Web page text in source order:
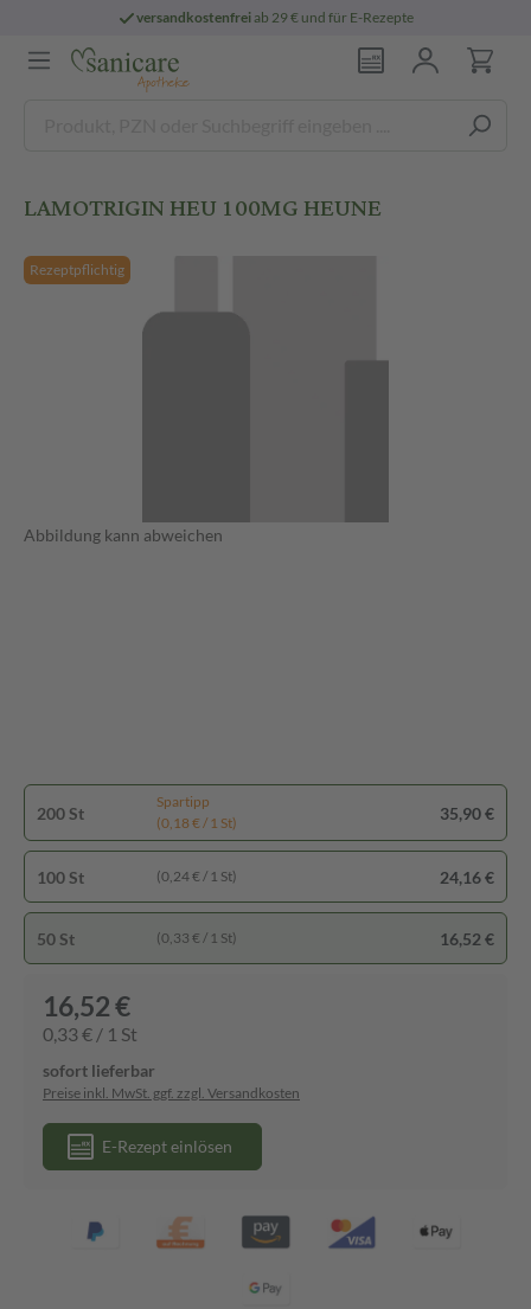
versandkostenfreiab 29 € und für E-Rezepte
LAMOTRIGIN HEU 100MG HEUNE
Rezeptpflichtig
Abbildung kann abweichen
200 St
Spartipp
(0,18 € / 1 St)
35,90 €
100 St (0,24 € / 1 St) 24,16 €
50 St (0,33 € / 1 St) 16,52 €
16,52 €
0,33 € / 1 St
sofort lieferbar
Preise inkl. MwSt. ggf. zzgl. Versandkosten
E-Rezept einlösen